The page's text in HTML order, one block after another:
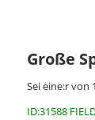
Große
Sei eine:r von
ID:31588